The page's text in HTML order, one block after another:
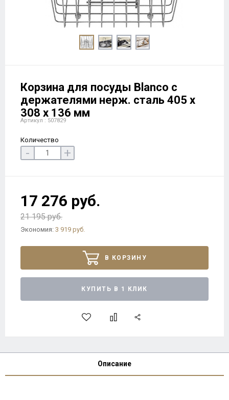
Корзина для посуды Blanco с
держателями нерж. сталь 405 х
308 х 136 мм
Артикул : 507829
Количество
- +
17 276 руб.
21 195 руб.
Экономия: 3 919 руб.
В КОРЗИНУ
КУПИТЬ В 1 КЛИК
Описание